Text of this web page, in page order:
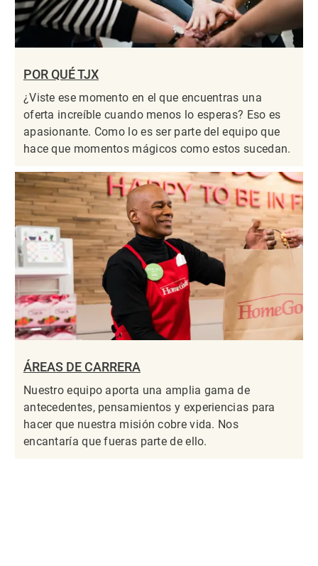
POR QUÉ TJX
¿Viste ese momento en el que encuentras una
oferta increíble cuando menos lo esperas? Eso es
apasionante. Como lo es ser parte del equipo que
hace que momentos mágicos como estos sucedan.
ÁREAS DE CARRERA
Nuestro equipo aporta una amplia gama de
antecedentes, pensamientos y experiencias para
hacer que nuestra misión cobre vida. Nos
encantaría que fueras parte de ello.